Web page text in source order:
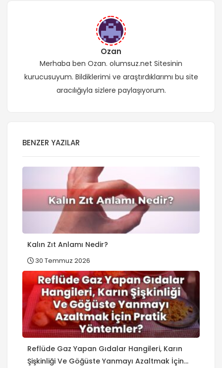
Ozan
Merhaba ben Ozan. olumsuz.net Sitesinin
kurucusuyum. Bildiklerimi ve araştırdıklarımı bu site
aracılığıyla sizlere paylaşıyorum.
BENZER YAZILAR
Kalın Zıt Anlamı Nedir?
30 Temmuz 2026
Reflüde Gaz Yapan Gıdalar Hangileri, Karın
Şişkinliği Ve Göğüste Yanmayı Azaltmak İçin